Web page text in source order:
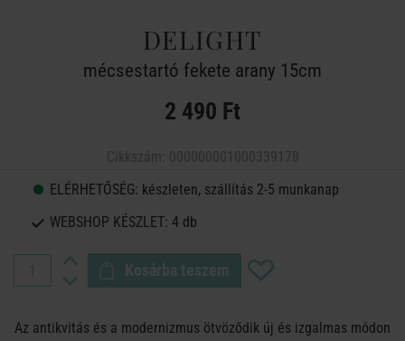
DELIGHT
mécsestartó fekete arany 15cm
2 490 Ft
ELÉRHETŐSÉG: készleten, szállítás 2-5 munkanap
WEBSHOP KÉSZLET: 4 db
Kosárba teszem
Az antikvitás és a modernizmus ötvöződik új és izgalmas módon